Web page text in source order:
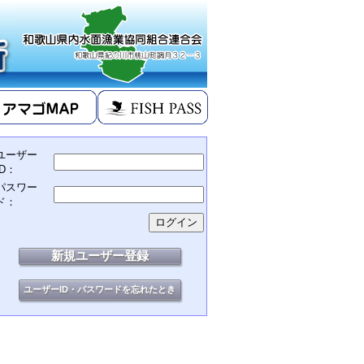
ーザー
：
スワー
：
新規ユーザー登録
ユーザーID・パスワードを忘れたとき